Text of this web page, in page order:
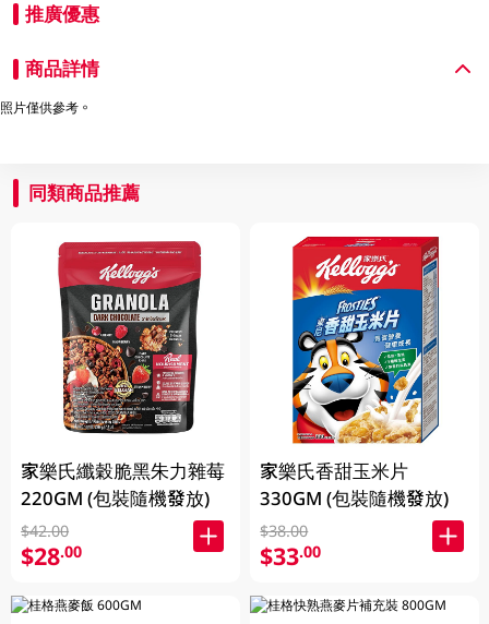
推廣優惠
商品詳情
照片僅供參考。
同類商品推薦
家樂氏纖穀脆黑朱力雜莓
220GM (包裝隨機發放)
$42.00
$28.00
家樂氏香甜玉米片
330GM (包裝隨機發放)
$38.00
$33.00